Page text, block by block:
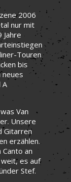
2006
nur mit
Jahre
Touren
bis
neues
A
Van
Unsere
Gitarren
erzählen.
an
es auf
Stef.